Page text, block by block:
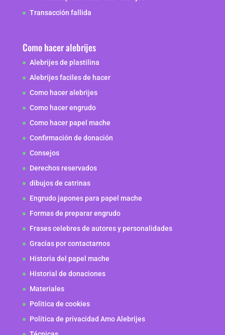
Transacción fallida
Como hacer alebrijes
Alebrijes de plastilina
Alebrijes faciles de hacer
Como hacer alebrijes
Como hacer engrudo
Como hacer papel mache
Confirmación de donación
Consejos
Derechos reservados
dibujos de catrinas
Engrudo japones para papel mache
Formas de preparar engrudo
Frases celebres de autores y personalidades
Gracias por contactarnos
Historia del papel mache
Historial de donaciones
Materiales
Politica de cookies
Política de privacidad Amo Alebrijes